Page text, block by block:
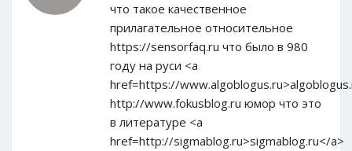
что такое качественное
прилагательное относительное
https://sensorfaq.ru что было в 980
году на руси <a
href=https://
http://www.fokusblog.ru юмор что это
в литературе <a
href=http://sigmablog.ru>sigmablog.ru</a>